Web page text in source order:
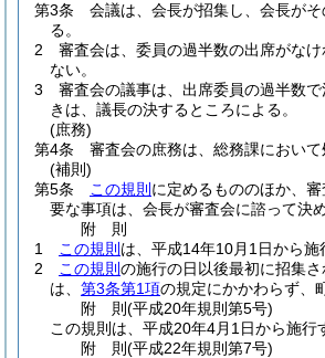
第3条
会議は、会長が招集し、会長が
る。
2
審査会は、委員の過半数の出席がな
ない。
3
審査会の議事は、出席委員の過半数
きは、議長の決するところによる。
(庶務)
第4条
審査会の庶務は、総務課において
(補則)
第5条
この規則 に定めるもののほか、
要な事項は、会長が審査会に諮って決め
附 則
1
この規則 は、平成14年10月1日から施
2
この規則 の施行の日以後最初に招集
は、 第3条第1項の規定にかかわらず、
附 則(平成20年規則第5号)
この規則は、平成20年4月1日から施行
附 則(平成22年規則第7号)